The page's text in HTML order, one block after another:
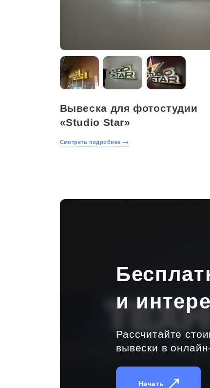
Вывеска для фотостудии
«Studio Star»
Смотреть подробнее
и
Рассчитайте
вывески в
Начать